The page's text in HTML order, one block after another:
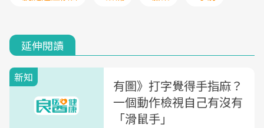
延伸閱讀
新知
有圖》打字覺得手指麻？
一個動作檢視自己有沒有
「滑鼠手」